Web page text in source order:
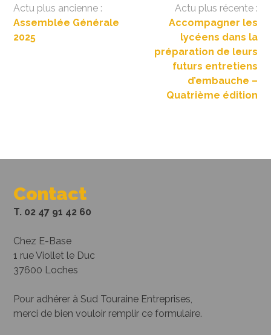
Navigation
de
l’article
Assemblée Générale
2025
Accompagner les
lycéens dans la
préparation de leurs
futurs entretiens
d’embauche –
Quatrième édition
Contact
T. 02 47 91 42 60
Chez E-Base
1 rue Viollet le Duc
37600 Loches
Pour adhérer à Sud Touraine Entreprises,
merci de bien vouloir remplir ce formulaire.